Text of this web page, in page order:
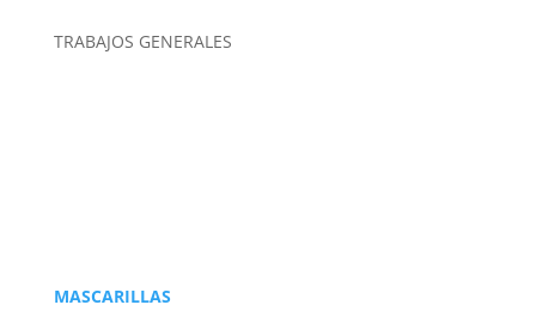
TRABAJOS GENERALES
MASCARILLAS